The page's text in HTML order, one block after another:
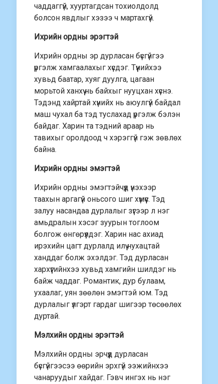
чаддаггүй, хууртагдсан тохиолдолд
болсон явдлыг хэзээ ч мартахгүй.
Ихрийн ордны эрэгтэй
Ихрийн ордны эр дурласан бүсгүйгээ
үргэлж хамгаалахыг хүсдэг. Түүнийхээ
хувьд баатар, хуяг дуулга, цагаан
морьтой ханхүү нь байхыг нууцхан хүснэ.
Тэдэнд хайртай хүнийх нь аюулгүй байдал
маш чухал ба тэд туслахад үргэлж бэлэн
байдаг. Харин та тэдний араар нь
тавихыг оролдоод ч хэрэггүй гэж зөвлөх
байна.
Ихрийн ордны эмэгтэй
Ихрийн ордны эмэгтэйчүүд үнэхээр
таахын аргагүй оньсого шиг хүмүүс. Тэд
залуу насандаа дурлалыг зүгээр л нэг
амьдралын хэсэг зуурын тоглоом
болгож өнгөрүүлдэг. Харин нас ахиад
ирэхийн цагт дурлалд илүү нухацтай
ханддаг болж эхэлдэг. Тэд дурласан
хархүүгийнхээ хувьд хамгийн шилдэг нь
байж чаддаг. Романтик, дур булаам,
ухаалаг, уян зөөлөн эмэгтэй юм. Тэд
дурлалыг үлгэрт гардаг шигээр төсөөлөх
дуртай.
Мэлхийн ордны эрэгтэй
Мэлхийн ордны эрчүүд дурласан
бүсгүйгээсээ өөрийн эрхгүй ээжийнхээ
чанаруудыг хайдаг. Гэвч ингэх нь нэг